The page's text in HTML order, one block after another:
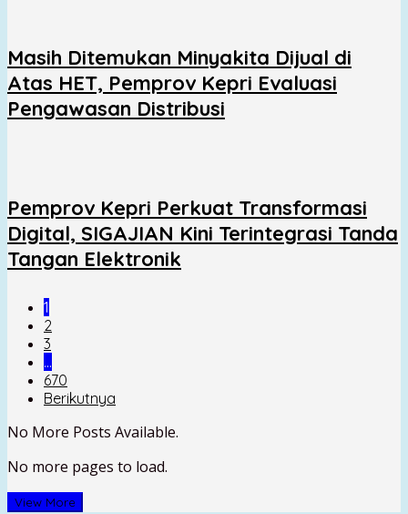
Masih Ditemukan Minyakita Dijual di
Atas HET, Pemprov Kepri Evaluasi
Pengawasan Distribusi
Pemprov Kepri Perkuat Transformasi
Digital, SIGAJIAN Kini Terintegrasi Tanda
Tangan Elektronik
1
2
3
…
670
Berikutnya
No More Posts Available.
No more pages to load.
View More